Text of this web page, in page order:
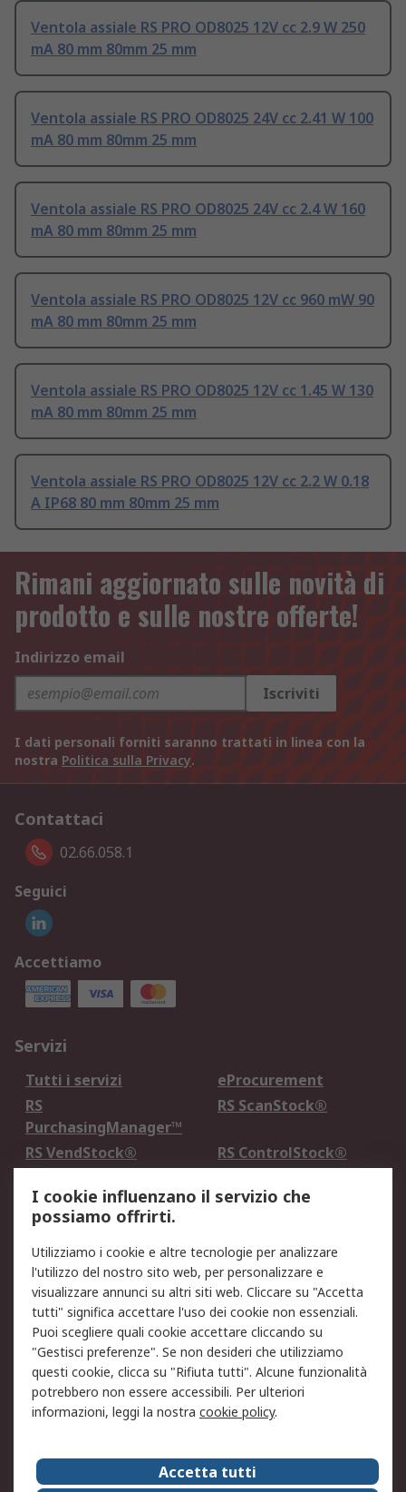
Ventola assiale RS PRO OD8025 12V cc 2.9 W 250
mA 80 mm 80mm 25 mm
Ventola assiale RS PRO OD8025 24V cc 2.41 W 100
mA 80 mm 80mm 25 mm
Ventola assiale RS PRO OD8025 24V cc 2.4 W 160
mA 80 mm 80mm 25 mm
Ventola assiale RS PRO OD8025 12V cc 960 mW 90
mA 80 mm 80mm 25 mm
Ventola assiale RS PRO OD8025 12V cc 1.45 W 130
mA 80 mm 80mm 25 mm
Ventola assiale RS PRO OD8025 12V cc 2.2 W 0.18
A IP68 80 mm 80mm 25 mm
Rimani aggiornato sulle novità di
prodotto e sulle nostre offerte!
Indirizzo email
Iscriviti
I dati personali forniti saranno trattati in linea con la
nostra Politica sulla Privacy.
Contattaci
02.66.058.1
Seguici
Accettiamo
Servizi
Tutti i servizi
eProcurement
RS
PurchasingManager™
RS ScanStock®
RS VendStock®
RS ControlStock®
Legale
Informativa Cookie
Informativa Privacy -
Aggiornata
Email Security
Termini d'uso
Condizioni di vendita
Condizioni generali di
servizio
Etica e responsabilità
Chi Siamo
Chi Siamo
Contattaci
Supporto
ESG
I cookie influenzano il servizio che
possiamo offrirti.
Utilizziamo i cookie e altre tecnologie per analizzare
l'utilizzo del nostro sito web, per personalizzare e
visualizzare annunci su altri siti web. Cliccare su "Accetta
tutti" significa accettare l'uso dei cookie non essenziali.
Puoi scegliere quali cookie accettare cliccando su
"Gestisci preferenze". Se non desideri che utilizziamo
questi cookie, clicca su "Rifiuta tutti". Alcune funzionalità
potrebbero non essere accessibili. Per ulteriori
informazioni, leggi la nostra cookie policy.
Accetta tutti